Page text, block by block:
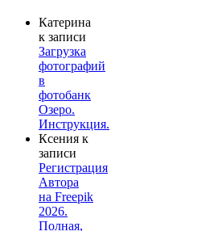
Катерина
к записи
Загрузка
фотографий
в
фотобанк
Озеро.
Инструкция.
Ксения к
записи
Регистрация
Автора
на Freepik
2026.
Полная,